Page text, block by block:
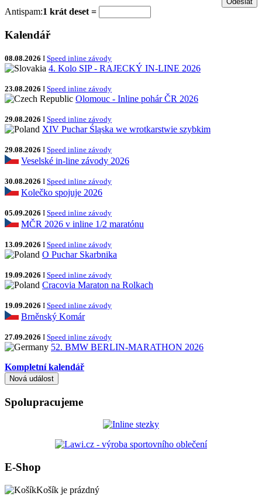
Antispam:1 krát deset =
Kalendář
08.08.2026 I Speed inline závody
4. Kolo SIP - RAJECKÝ IN-LINE 2026
23.08.2026 I Speed inline závody
Olomouc - Inline pohár ČR 2026
29.08.2026 I Speed inline závody
XIV Puchar Śląska we wrotkarstwie szybkim
29.08.2026 I Speed inline závody
Veselské in-line závody 2026
30.08.2026 I Speed inline závody
Kolečko spojuje 2026
05.09.2026 I Speed inline závody
MČR 2026 v inline 1/2 maratónu
13.09.2026 I Speed inline závody
O Puchar Skarbnika
19.09.2026 I Speed inline závody
Cracovia Maraton na Rolkach
19.09.2026 I Speed inline závody
Brněnský Komár
27.09.2026 I Speed inline závody
52. BMW BERLIN-MARATHON 2026
Kompletní kalendář
Spolupracujeme
E-Shop
Košík je prázdný